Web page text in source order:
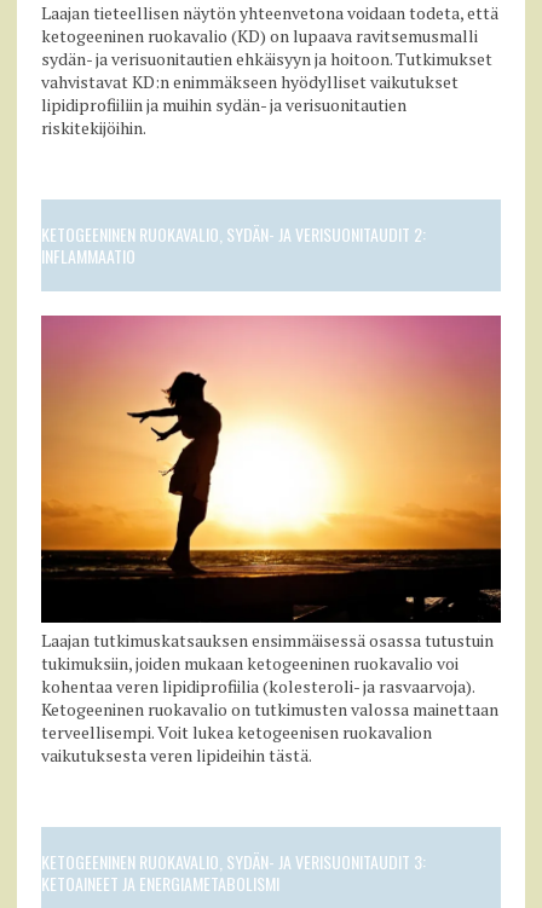
Laajan tieteellisen näytön yhteenvetona voidaan todeta, että
ketogeeninen ruokavalio (KD) on lupaava ravitsemusmalli
sydän- ja verisuonitautien ehkäisyyn ja hoitoon. Tutkimukset
vahvistavat KD:n enimmäkseen hyödylliset vaikutukset
lipidiprofiiliin ja muihin sydän- ja verisuonitautien
riskitekijöihin.
KETOGEENINEN RUOKAVALIO, SYDÄN- JA VERISUONITAUDIT 2:
INFLAMMAATIO
Laajan tutkimuskatsauksen ensimmäisessä osassa tutustuin
tukimuksiin, joiden mukaan ketogeeninen ruokavalio voi
kohentaa veren lipidiprofiilia (kolesteroli- ja rasvaarvoja).
Ketogeeninen ruokavalio on tutkimusten valossa mainettaan
terveellisempi. Voit lukea ketogeenisen ruokavalion
vaikutuksesta veren lipideihin tästä.
KETOGEENINEN RUOKAVALIO, SYDÄN- JA VERISUONITAUDIT 3:
KETOAINEET JA ENERGIAMETABOLISMI